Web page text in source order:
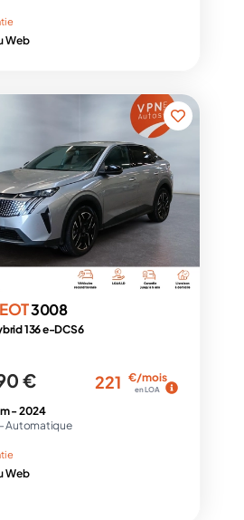
Web
3008
136 e-DCS6
€ 221 €/mois
en LOA
-2024
Automatique
Web